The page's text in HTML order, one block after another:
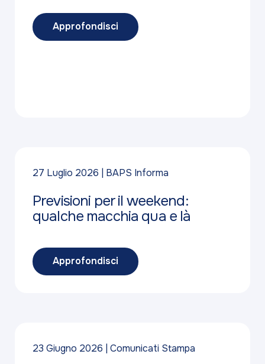
Approfondisci
27 Luglio 2026 BAPS Informa
Previsioni per il weekend:
qualche macchia qua e là
Approfondisci
23 Giugno 2026 Comunicati Stampa